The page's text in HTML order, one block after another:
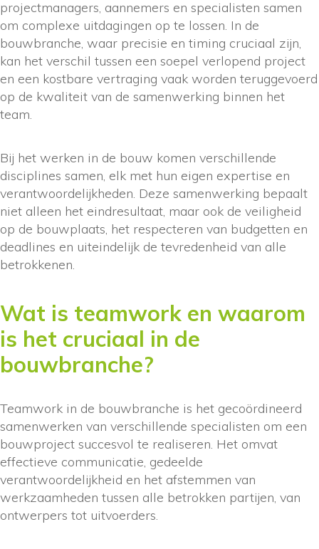
projectmanagers, aannemers en specialisten samen
om complexe uitdagingen op te lossen. In de
bouwbranche, waar precisie en timing cruciaal zijn,
kan het verschil tussen een soepel verlopend project
en een kostbare vertraging vaak worden teruggevoerd
op de kwaliteit van de samenwerking binnen het
team.
Bij het werken in de bouw komen verschillende
disciplines samen, elk met hun eigen expertise en
verantwoordelijkheden. Deze samenwerking bepaalt
niet alleen het eindresultaat, maar ook de veiligheid
op de bouwplaats, het respecteren van budgetten en
deadlines en uiteindelijk de tevredenheid van alle
betrokkenen.
Wat is teamwork en waarom
is het cruciaal in de
bouwbranche?
Teamwork in de bouwbranche is het gecoördineerd
samenwerken van verschillende specialisten om een
bouwproject succesvol te realiseren. Het omvat
effectieve communicatie, gedeelde
verantwoordelijkheid en het afstemmen van
werkzaamheden tussen alle betrokken partijen, van
ontwerpers tot uitvoerders.